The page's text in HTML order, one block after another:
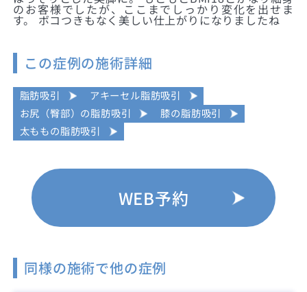
のお客様でしたが、ここまでしっかり変化を出せま
す。 ボコつきもなく美しい仕上がりになりましたね
この症例の施術詳細
脂肪吸引
アキーセル脂肪吸引
お尻（臀部）の脂肪吸引
膝の脂肪吸引
太ももの脂肪吸引
WEB予約
同様の施術で他の症例